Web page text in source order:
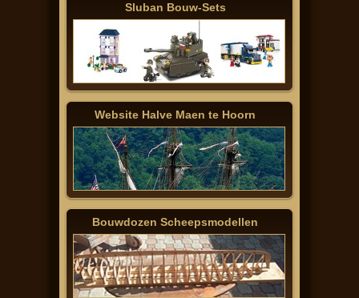
Sluban Bouw-Sets
Website Halve Maen te Hoorn
Bouwdozen Scheepsmodellen